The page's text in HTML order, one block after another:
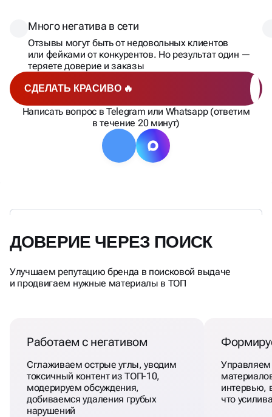
СДЕЛАТЬ КРАСИВО 🔥
Написать вопрос в Telegram или Whatsapp (ответим
в течение 20 минут)
Много негатива в сети
Отзывы могут быть от недовольных клиентов
или фейками от конкурентов. Но результат один —
теряете доверие и заказы
ДОВЕРИЕ ЧЕРЕЗ ПОИСК
Улучшаем репутацию бренда в поисковой выдаче
и продвигаем нужные материалы в ТОП
Работаем с негативом
Сглаживаем острые углы, уводим
токсичный контент из ТОП-10,
модерируем обсуждения,
добиваемся удаления грубых
нарушений
Управляем
интервью,
что